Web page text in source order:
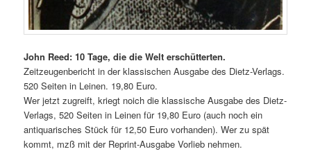
John Reed: 10 Tage, die die Welt erschütterten.
Zeitzeugenbericht in der klassischen Ausgabe des Dietz-Verlags.
520 Seiten in Leinen. 19,80 Euro.
Wer jetzt zugreift, kriegt noich die klassische Ausgabe des Dietz-
Verlags, 520 Seiten in Leinen für 19,80 Euro (auch noch ein
antiquarisches Stück für 12,50 Euro vorhanden). Wer zu spät
kommt, mzß mit der Reprint-Ausgabe Vorlieb nehmen.